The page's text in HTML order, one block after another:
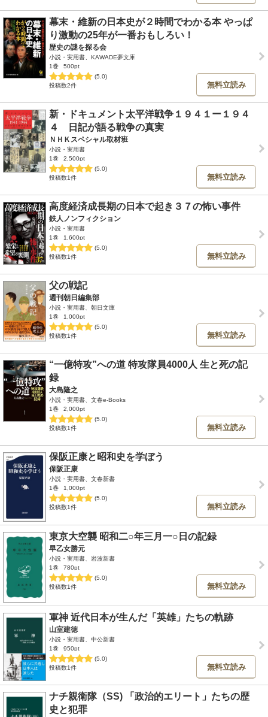
幕末・維新の日本史が２時間でわかる本 やっぱ
り激動の25年が一番おもしろい！
歴史の謎を探る会
小説・実用書、KAWADE夢文庫
1巻
500pt
(5.0)
投稿数2件
無料立読み
新・ドキュメント太平洋戦争１９４１ー１９４
４ 日記が語る戦争の真実
ＮＨＫスペシャル取材班
小説・実用書
1巻
2,500pt
(5.0)
投稿数1件
無料立読み
高度経済成長期の日本で起き３７の怖い事件
鉄人ノンフィクション
小説・実用書
1巻
1,600pt
(5.0)
投稿数1件
無料立読み
父の戦記
週刊朝日編集部
小説・実用書、朝日文庫
1巻
1,000pt
(5.0)
投稿数1件
無料立読み
“一億特攻”への道 特攻隊員4000人 生と死の記
録
大島隆之
小説・実用書、文春e-Books
1巻
2,000pt
(5.0)
投稿数1件
無料立読み
保阪正康と昭和史を学ぼう
保阪正康
小説・実用書、文春新書
1巻
1,000pt
(5.0)
投稿数1件
無料立読み
東京大空襲 昭和二○年三月一○日の記録
早乙女勝元
小説・実用書、岩波新書
1巻
780pt
(5.0)
投稿数1件
無料立読み
軍神 近代日本が生んだ「英雄」たちの軌跡
山室建徳
小説・実用書、中公新書
1巻
950pt
(5.0)
投稿数1件
無料立読み
ナチ親衛隊（SS) 「政治的エリート」たちの歴
史と犯罪